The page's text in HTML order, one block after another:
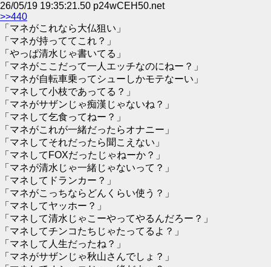
26/05/19 19:35:21.50 p24wCEH50.net
>>440
「マネがこれなら大仏狙い」
「マネが持っててこれ？」
「やっぱ清水じゃ書いてる」
「マネがここだって一人エッチなのにねー？」
「マネが自転車乗ってシューしかモテなーい」
「マネして小枝であってる？」
「マネがサザンじゃ痴漢じゃないね？」
「マネして乞食ってねー？」
「マネがこれが一緒だったらオナニー」
「マネしてそれだったら聞こえない」
「マネしてFOXだったじゃねーか？」
「マネが清水じゃ一緒じゃないって？」
「マネしてドランカー？」
「マネがこっちならどんくらい使う？」
「マネしてヤッホー？」
「マネして清水じゃこーやってやるんだろー？」
「マネしてチンコたちじゃたってるよ？」
「マネして人生だったね？」
「マネがサザンじゃ秋山さんでしょ？」